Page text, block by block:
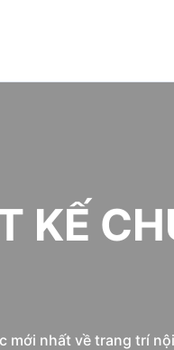
KẾ
mới nhất về trang trí